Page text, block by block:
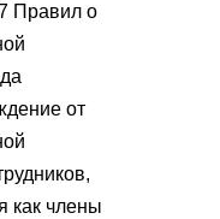
Правил о
от
как члены